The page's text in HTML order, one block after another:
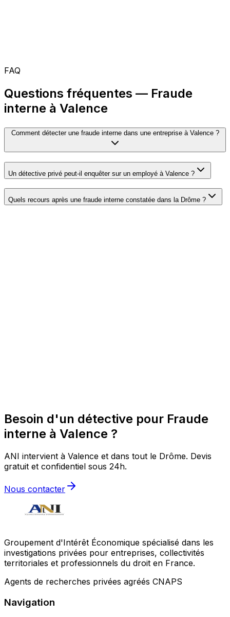
FAQ
Questions fréquentes — Fraude
interne à Valence
Comment détecter une fraude interne dans une entreprise à Valence ?
Un détective privé peut-il enquêter sur un employé à Valence ?
Quels recours après une fraude interne constatée dans la Drôme ?
Besoin d'un détective pour Fraude
interne à Valence ?
ANI intervient à Valence et dans tout le Drôme. Devis
gratuit et confidentiel sous 24h.
Nous contacter
Groupement d'Intérêt Économique spécialisé dans les
investigations privées pour entreprises, collectivités
territoriales et professionnels du droit en France.
Agents de recherches privées agréés CNAPS
Navigation